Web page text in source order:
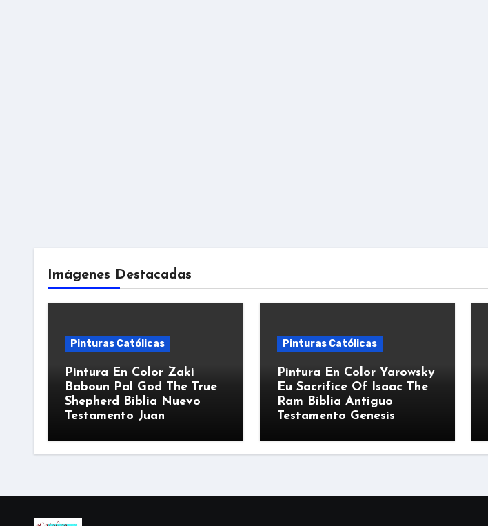
Imágenes Destacadas
Pinturas Católicas
Pintura En Color Zaki
Baboun Pal God The True
Shepherd Biblia Nuevo
Testamento Juan
Pinturas Católicas
Pintura En Color Yarowsky
Eu Sacrifice Of Isaac The
Ram Biblia Antiguo
Testamento Genesis